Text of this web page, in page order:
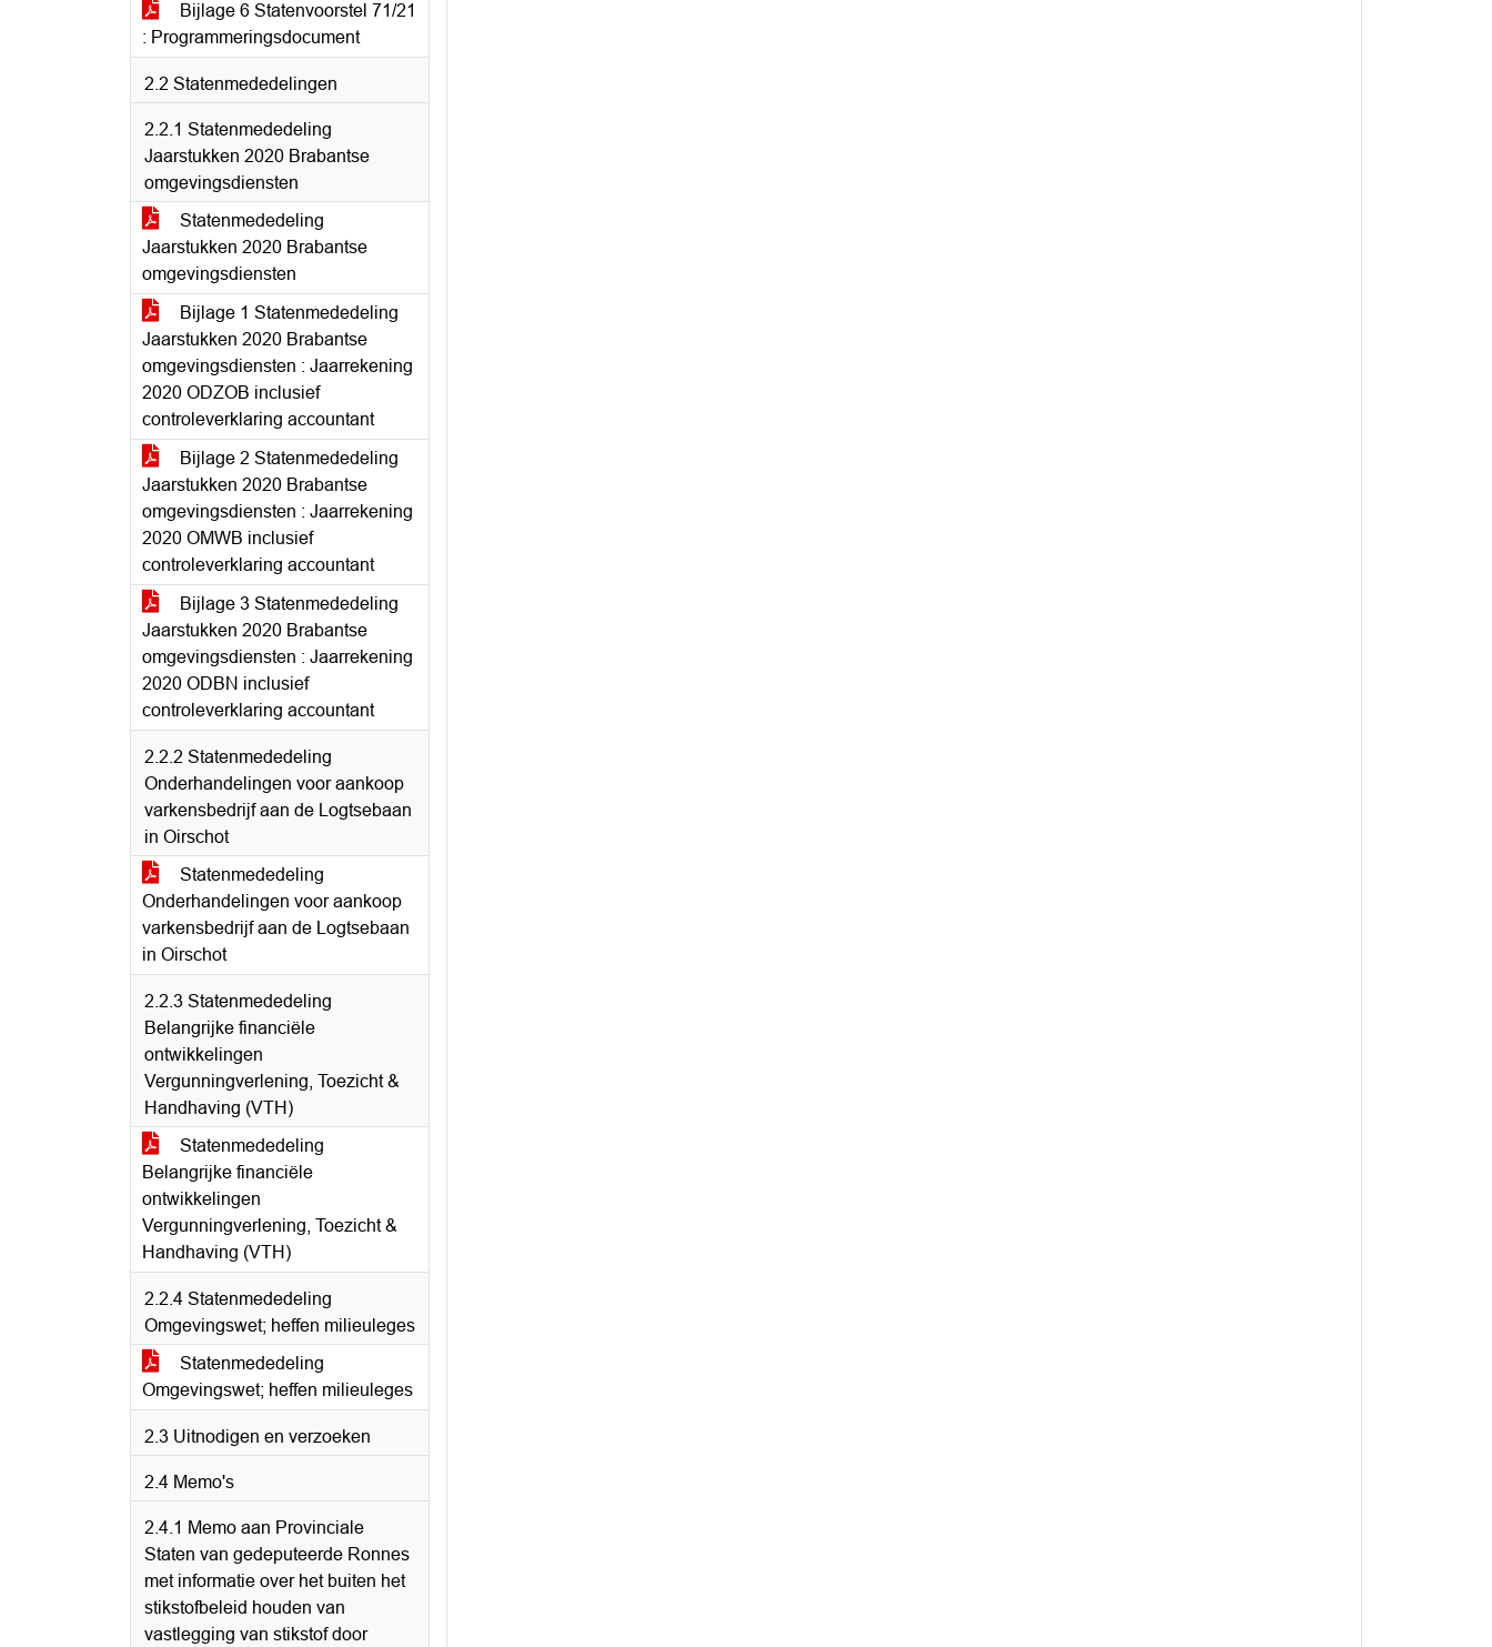
Bijlage 6 Statenvoorstel 71/21
: Programmeringsdocument
2.2 Statenmededelingen
2.2.1 Statenmededeling
Jaarstukken 2020 Brabantse
omgevingsdiensten
Statenmededeling
Jaarstukken 2020 Brabantse
omgevingsdiensten
Bijlage 1 Statenmededeling
Jaarstukken 2020 Brabantse
omgevingsdiensten : Jaarrekening
2020 ODZOB inclusief
controleverklaring accountant
Bijlage 2 Statenmededeling
Jaarstukken 2020 Brabantse
omgevingsdiensten : Jaarrekening
2020 OMWB inclusief
controleverklaring accountant
Bijlage 3 Statenmededeling
Jaarstukken 2020 Brabantse
omgevingsdiensten : Jaarrekening
2020 ODBN inclusief
controleverklaring accountant
2.2.2 Statenmededeling
Onderhandelingen voor aankoop
varkensbedrijf aan de Logtsebaan
in Oirschot
Statenmededeling
Onderhandelingen voor aankoop
varkensbedrijf aan de Logtsebaan
in Oirschot
2.2.3 Statenmededeling
Belangrijke financiële
ontwikkelingen
Vergunningverlening, Toezicht &
Handhaving (VTH)
Statenmededeling
Belangrijke financiële
ontwikkelingen
Vergunningverlening, Toezicht &
Handhaving (VTH)
2.2.4 Statenmededeling
Omgevingswet; heffen milieuleges
Statenmededeling
Omgevingswet; heffen milieuleges
2.3 Uitnodigen en verzoeken
2.4 Memo's
2.4.1 Memo aan Provinciale
Staten van gedeputeerde Ronnes
met informatie over het buiten het
stikstofbeleid houden van
vastlegging van stikstof door